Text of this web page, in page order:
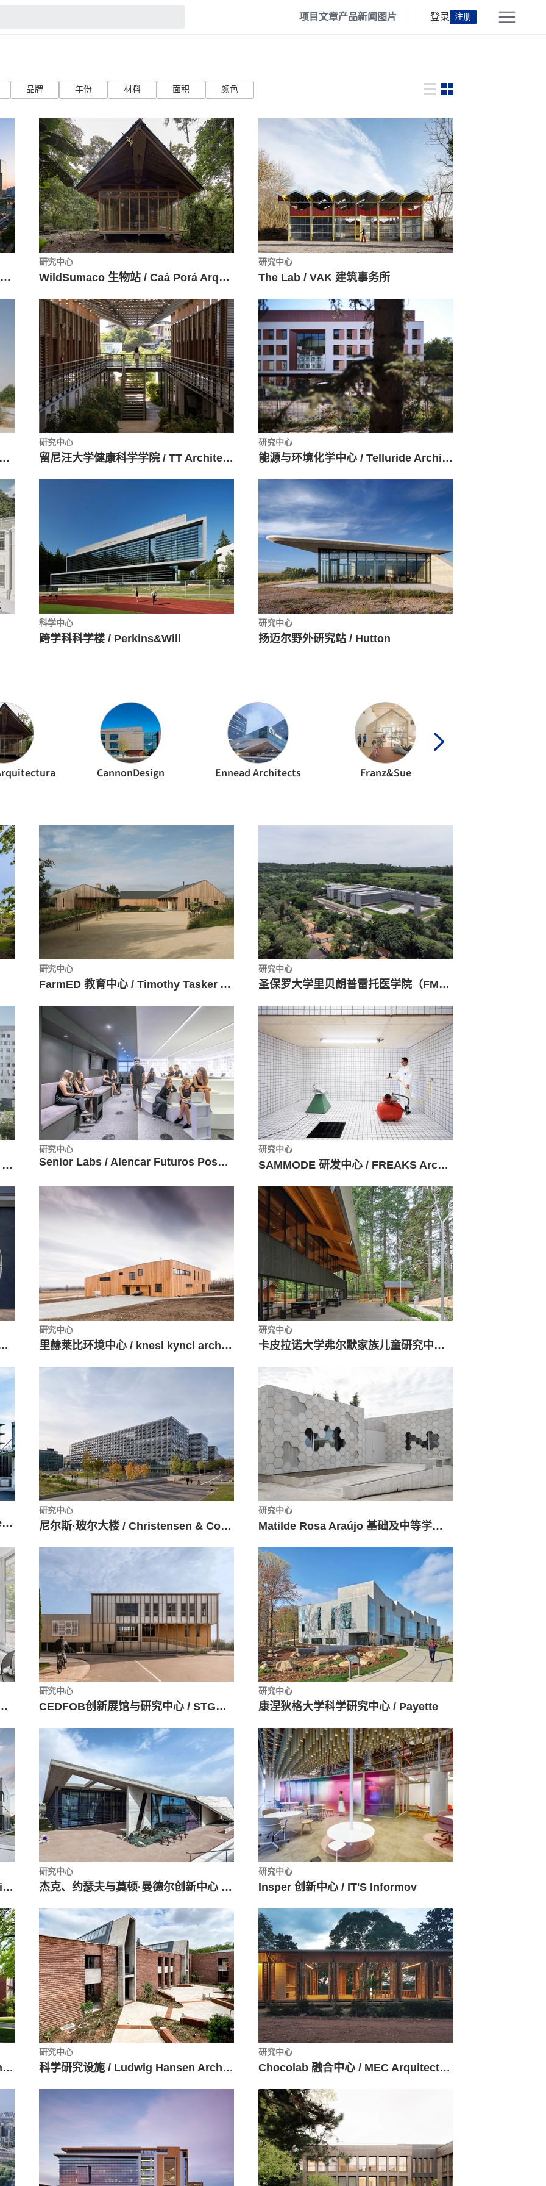
项目文章产品新闻 图片 登录 注册
品牌 年份 材料 面积 颜色
One Milestone 生命科学园区 / Studio Gang + Henning Larsen
研究中心
WildSumaco 生物站 / Caá Porá Arquitectura
研究中心
The Lab / VAK 建筑事务所
/ Urko Sanchez Architects
研究中心
留尼汪大学健康科学学院 / TT Architecture
研究中心
能源与环境化学中心 / Telluride Architektur
科学中心
跨学科科学楼 / Perkins&Will
研究中心
扬迈尔野外研究站 / Hutton
CannonDesign Ennead Architects Franz&Sue
研究中心
FarmED 教育中心 / Timothy Tasker Architects
研究中心
圣保罗大学里贝朗普雷托医学院（FMRP - USP）生物医学科学研究中心 / Biselli Katchborian Arquitetos
格拉茨医科大学校园 / Riegler Riewe Architekten
研究中心
Senior Labs / Alencar Futuros Possíveis
研究中心
SAMMODE 研发中心 / FREAKS Architecture
Office + Atelier Tecnoform Co., Ltd
研究中心
里赫莱比环境中心 / knesl kyncl architects
研究中心
卡皮拉诺大学弗尔默家族儿童研究中心 / Public Architecture + Design
InnoValley / TAISEI DESIGN Planners Architects & Engineers + DRAFT
研究中心
尼尔斯·玻尔大楼 / Christensen & Co. Architects + Vilhelm Lauritzen Architects
研究中心
Matilde Rosa Araújo 基础及中等学校实验室 / GGLLatelier
设计 / LXSY Architekten
研究中心
CEDFOB创新展馆与研究中心 / STGM Architectes
研究中心
康涅狄格大学科学研究中心 / Payette
理查森创新中心 / Number TEN Architectural Group
研究中心
杰克、约瑟夫与莫顿·曼德尔创新中心 / Auerbach Halevy Architects
研究中心
Insper 创新中心 / IT'S Informov
Owsley Brown II 历史中心 / de Leon & Primmer Architecture Workshop
研究中心
科学研究设施 / Ludwig Hansen Architects + Urban Designers
研究中心
Chocolab 融合中心 / MEC Arquitectura